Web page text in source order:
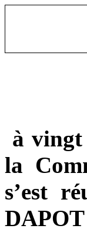
à vingt
la
s’est